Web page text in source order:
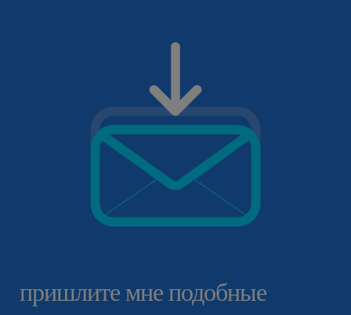
пришлите мне подобные